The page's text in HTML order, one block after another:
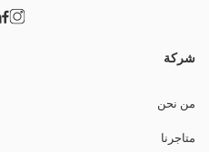
شركة
من نحن
متاجرنا